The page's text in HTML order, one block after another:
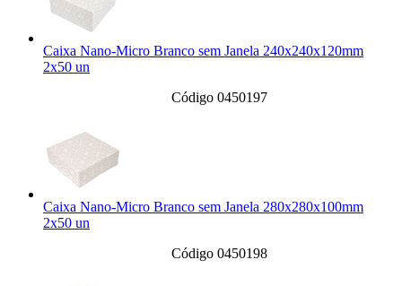
Caixa Nano-Micro Branco sem Janela 240x240x120mm
2x50 un
Código 0450197
Caixa Nano-Micro Branco sem Janela 280x280x100mm
2x50 un
Código 0450198